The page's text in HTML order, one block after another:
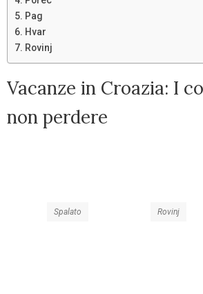
Pag
Hvar
Rovinj
Vacanze in Croazia: I
non perdere
Spalato Rovinj